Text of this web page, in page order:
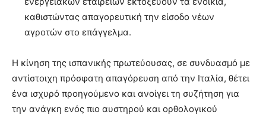
καθιστώντας απαγορευτική την είσοδο νέων
αγροτών στο επάγγελμα.
Η κίνηση της ισπανικής πρωτεύουσας, σε συνδυασμό με
αντίστοιχη πρόσφατη απαγόρευση από την Ιταλία, θέτει
ένα ισχυρό προηγούμενο και ανοίγει τη συζήτηση για
την ανάγκη ενός πιο αυστηρού και ορθολογικού